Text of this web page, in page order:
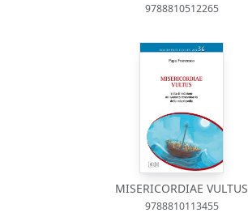
9788810512265
MISERICORDIAE VULTUS
9788810113455